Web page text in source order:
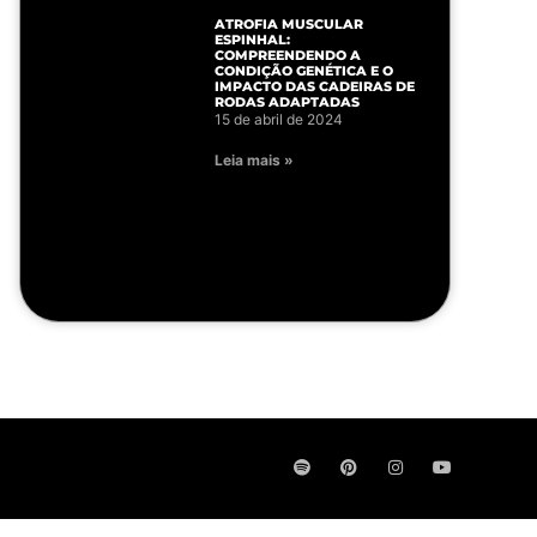
ATROFIA MUSCULAR
ESPINHAL:
COMPREENDENDO A
CONDIÇÃO GENÉTICA E O
IMPACTO DAS CADEIRAS DE
RODAS ADAPTADAS
15 de abril de 2024
Leia mais »